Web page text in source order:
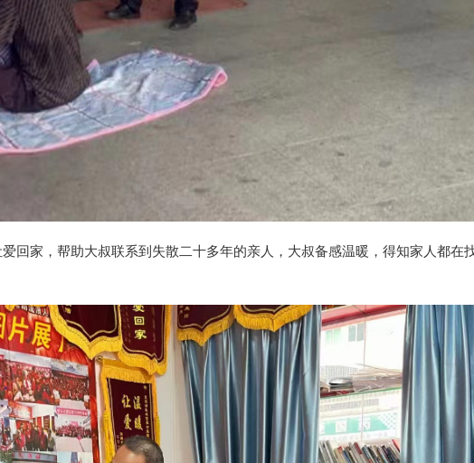
家，帮助大叔联系到失散二十多年的亲人，大叔备感温暖，得知家人都在